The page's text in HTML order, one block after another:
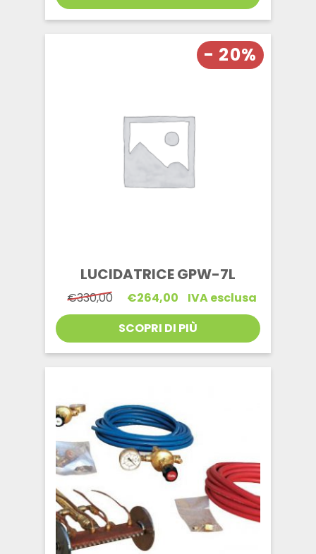
- 20%
LUCIDATRICE GPW-7L
€330,00 Il
prezzo
originale
era:
€330,00.
€264,00
Il
prezzo
attuale
è:
€264,00.
IVA esclusa
SCOPRI DI PIÙ